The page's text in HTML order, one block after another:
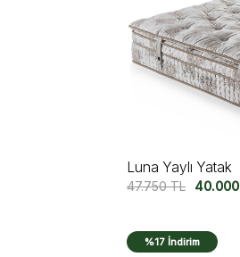
Luna Yaylı Yatak
47.750TL 40.000
%17 İndirim